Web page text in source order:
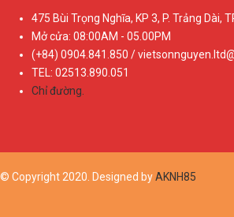
475 Bùi Trọng Nghĩa, KP 3, P. Trảng Dài,
Mở cửa: 08:00AM - 05.00PM
(+84) 0904.841.850 /
TEL: 02513.890.051
Chỉ đường.
© Copyright 2020. Designed byAKNH85